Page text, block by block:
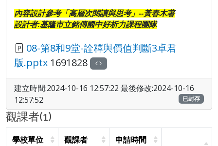
內容設計參考「高層次閱讀與思考」--黃春木著
設計者:基隆市立銘傳國中好析力課程團隊
08-第8和9堂-詮釋與價值判斷3卓君
版.pptx 1691828
建立時間:2024-10-16 12:57:22 最後修改:2024-10-16
12:57:52
已封存
觀課者(1)
學校單位 觀課者 申請時間